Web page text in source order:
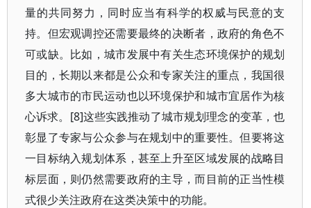
量的共同努力，同时应当有科学的权威与民意的支
持。但宏观调控还需要最终的决断者，政府的角色不
可或缺。比如，城市发展中有关生态环境保护的规划
目的，长期以来都是公众和专家关注的重点，我国很
多大城市的市民运动也以环境保护和城市宜居作为核
心诉求。[8]这些实践推动了城市规划理念的变革，也
彰显了专家与公众参与在规划中的重要性。但要将这
一目标纳入规划体系，甚至上升至区域发展的战略目
标层面，则仍然需要政府的主导，而目前的正当性模
式很少关注政府在这类决策中的功能。